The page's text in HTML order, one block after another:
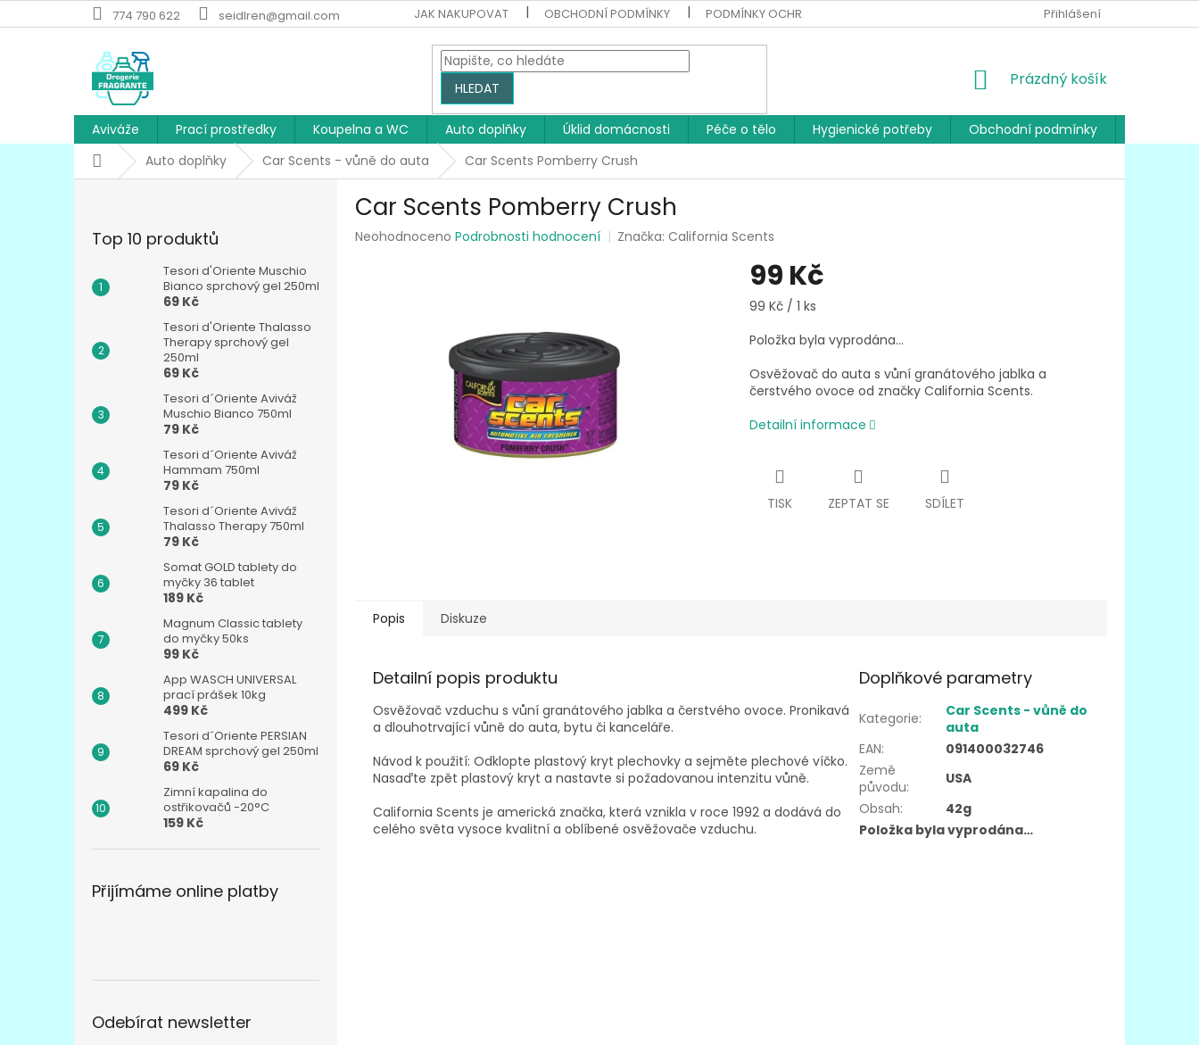
na
774 790 622 seidlren@gmail.com JAK NAKUPOVAT OBCHODNÍ PODMÍNKY PODMÍNKY OCHRANY OSOBNÍCH ÚDAJŮ Přihlášení
HLEDAT
NÁKUPNÍ
Prázdný košík
Aviváže Prací prostředky Koupelna a WC Auto doplňky Úklid domácnosti Péče o tělo Hygienické potřeby Obchodní podmínky
DomůAuto doplňky Car Scents - vůně do auta Car Scents Pomberry Crush
Top 10 produktů
Tesori d'Oriente Muschio
Bianco sprchový gel 250ml
69 Kč
Tesori d'Oriente Thalasso
Therapy sprchový gel
250ml
69 Kč
Tesori d´Oriente Aviváž
Muschio Bianco 750ml
79 Kč
Tesori d´Oriente Aviváž
Hammam 750ml
79 Kč
Tesori d´Oriente Aviváž
Thalasso Therapy 750ml
79 Kč
Somat GOLD tablety do
myčky 36 tablet
189 Kč
Magnum Classic tablety
do myčky 50ks
99 Kč
App WASCH UNIVERSAL
prací prášek 10kg
499 Kč
Tesori d´Oriente PERSIAN
DREAM sprchový gel 250ml
69 Kč
Zimní kapalina do
ostřikovačů -20°C
159 Kč
Přijímáme online platby
Odebírat newsletter
Car Scents Pomberry Crush
Průměrné
Neohodnoceno Podrobnosti hodnocení Značka:California Scents
99 Kč
Měrná
99 Kč / 1 ks
Položka byla vyprodána…
Osvěžovač do auta s vůní granátového jablka a
čerstvého ovoce od značky California Scents.
Detailní informace
TISK ZEPTAT SE SDÍLET
Popis Diskuze
Detailní popis produktu
Osvěžovač vzduchu s vůní granátového jablka a čerstvého ovoce. Pronikavá
a dlouhotrvající vůně do auta, bytu či kanceláře.
Návod k použití: Odklopte plastový kryt plechovky a sejměte plechové víčko.
Nasaďte zpět plastový kryt a nastavte si požadovanou intenzitu vůně.
California Scents je americká značka, která vznikla v roce 1992 a dodává do
celého světa vysoce kvalitní a oblíbené osvěžovače vzduchu.
Doplňkové parametry
Kategorie:
Car Scents - vůně do
auta
EAN:
091400032746
Země
původu:
USA
Obsah:
42g
Položka byla vyprodána…